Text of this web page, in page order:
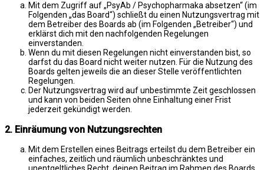
Mit dem Zugriff auf „PsyAb / Psychopharmaka absetzen“ (im
Folgenden „das Board“) schließt du einen Nutzungsvertrag mit
dem Betreiber des Boards ab (im Folgenden „Betreiber“) und
erklärst dich mit den nachfolgenden Regelungen
einverstanden.
Wenn du mit diesen Regelungen nicht einverstanden bist, so
darfst du das Board nicht weiter nutzen. Für die Nutzung des
Boards gelten jeweils die an dieser Stelle veröffentlichten
Regelungen.
Der Nutzungsvertrag wird auf unbestimmte Zeit geschlossen
und kann von beiden Seiten ohne Einhaltung einer Frist
jederzeit gekündigt werden.
2. Einräumung von Nutzungsrechten
Mit dem Erstellen eines Beitrags erteilst du dem Betreiber ein
einfaches, zeitlich und räumlich unbeschränktes und